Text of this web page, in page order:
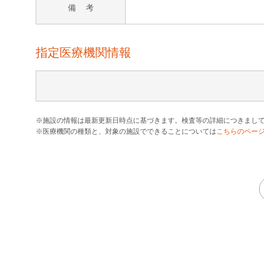
備 考
指定医療機関情報
※施設の情報は最新更新日時点に基づきます。検査等の詳細につきまし
※医療機関の種類と、対象の施設でできることについてはこちらのページ